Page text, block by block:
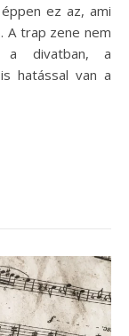
ez az, ami
A trap zene nem
a divatban, a
hatással van a